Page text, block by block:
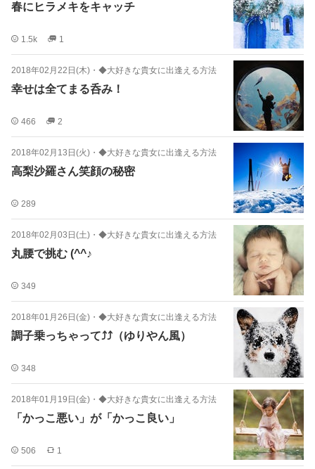
春にヒラメキをキャッチ
1.5k 1
2018年02月22日(木) ・ ◆大好きな貴女に出逢える方法
幸せは全てまる呑み！
466 2
2018年02月13日(火) ・ ◆大好きな貴女に出逢える方法
高梨沙羅さん笑顔の秘密
289
2018年02月03日(土) ・ ◆大好きな貴女に出逢える方法
丸腰で挑む (^^♪
349
2018年01月26日(金) ・ ◆大好きな貴女に出逢える方法
調子乗っちゃって⤴︎⤴︎（ゆりやん風）
348
2018年01月19日(金) ・ ◆大好きな貴女に出逢える方法
「かっこ悪い」が「かっこ良い」
506 1